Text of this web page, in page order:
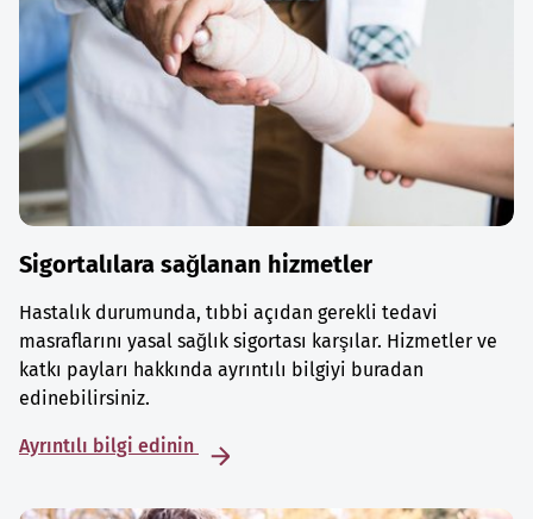
Sigortalılara sağlanan hizmetler
Hastalık durumunda, tıbbi açıdan gerekli tedavi
masraflarını yasal sağlık sigortası karşılar. Hizmetler ve
katkı payları hakkında ayrıntılı bilgiyi buradan
edinebilirsiniz.
Ayrıntılı bilgi edinin